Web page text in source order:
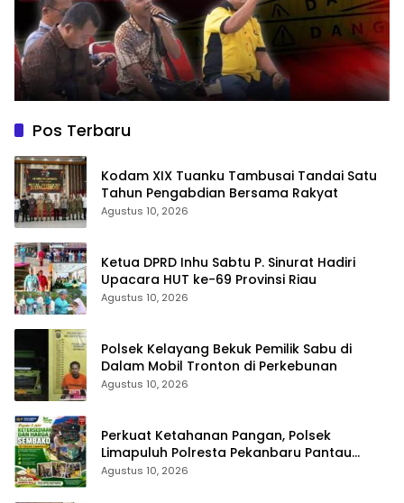
Pos Terbaru
Kodam XIX Tuanku Tambusai Tandai Satu
Tahun Pengabdian Bersama Rakyat
Agustus 10, 2026
Ketua DPRD Inhu Sabtu P. Sinurat Hadiri
Upacara HUT ke-69 Provinsi Riau
Agustus 10, 2026
Polsek Kelayang Bekuk Pemilik Sabu di
Dalam Mobil Tronton di Perkebunan
Agustus 10, 2026
Perkuat Ketahanan Pangan, Polsek
Limapuluh Polresta Pekanbaru Pantau
Harga Sembako di Pasar
Agustus 10, 2026